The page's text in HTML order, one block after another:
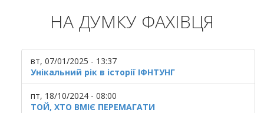
НА ДУМКУ ФАХІВЦЯ
вт, 07/01/2025 - 13:37
Унікальний рік в історії ІФНТУНГ
пт, 18/10/2024 - 08:00
ТОЙ, ХТО ВМІЄ ПЕРЕМАГАТИ